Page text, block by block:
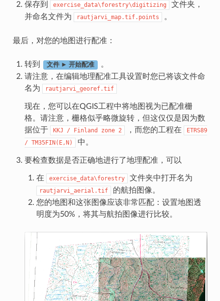
保存到
exercise_data\forestry\digitizing
文件夹，
并命名文件为
rautjarvi_map.tif.points 。
最后，对您的地图进行配准：
转到 文件 ► 开始配准
。
请注意，在编辑地理配准工具设置时您已将该文件命
名为
rautjarvi_georef.tif
现在，您可以在QGIS工程中将地图视为已配准栅
格。请注意，栅格似乎略微旋转，但这仅仅是因为数
据位于
KKJ / Finland zone 2 ，而您的工程在
ETRS89
/ TM35FIN(E,N) 中。
要检查数据是否正确地进行了地理配准，可以
在 exercise_data\forestry 文件夹中打开名为
rautjarvi_aerial.tif
的航拍图像。
您的地图和这张图像应该非常匹配：设置地图透
明度为50%，将其与航拍图像进行比较。